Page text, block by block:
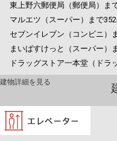
東上野六郵便局（郵便局）ま
マルエツ（スーパー）まで
セブンイレブン（コンビニ）
まいばすけっと（スーパー）
ドラッグストア一本堂（ドラ
建物詳細を見る